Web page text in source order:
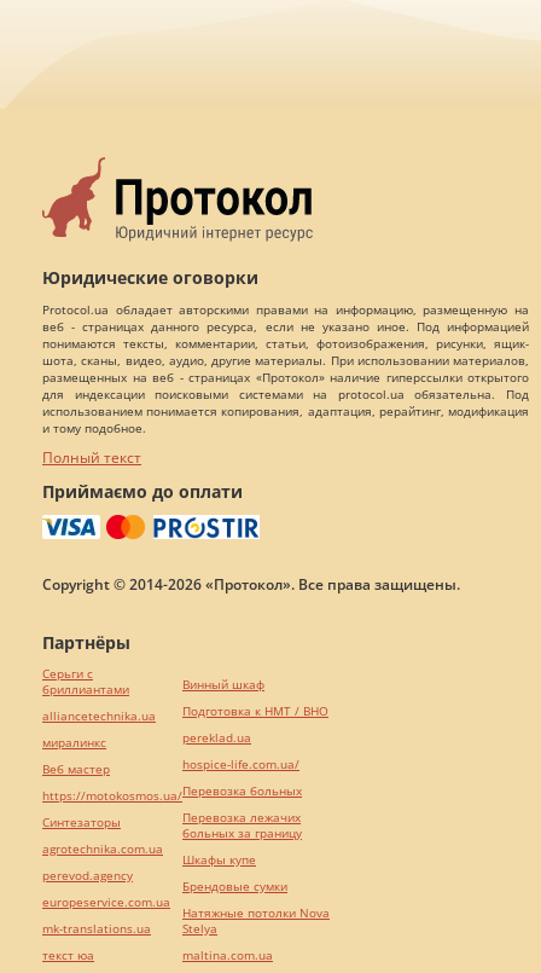
Юридические оговорки
Protocol.ua обладает авторскими правами на информацию, размещенную на
веб - страницах данного ресурса, если не указано иное. Под информацией
понимаются тексты, комментарии, статьи, фотоизображения, рисунки, ящик-
шота, сканы, видео, аудио, другие материалы. При использовании материалов,
размещенных на веб - страницах «Протокол» наличие гиперссылки открытого
для индексации поисковыми системами на protocol.ua обязательна. Под
использованием понимается копирования, адаптация, рерайтинг, модификация
и тому подобное.
Полный текст
Приймаємо до оплати
Copyright © 2014-2026 «Протокол». Все права защищены.
Партнёры
Серьги с
бриллиантами
alliancetechnika.ua
миралинкс
Веб мастер
https://motokosmos.ua/
Синтезаторы
agrotechnika.com.ua
perevod.agency
europeservice.com.ua
mk-translations.ua
текст юа
Винный шкаф
Подготовка к НМТ / ВНО
pereklad.ua
hospice-life.com.ua/
Перевозка больных
Перевозка лежачих
больных за границу
Шкафы купе
Брендовые сумки
Натяжные потолки Nova
Stelya
maltina.com.ua